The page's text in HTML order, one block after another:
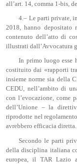
all’art. 14, comma 1-bis,
4.– Le parti private,
2018, hanno depositato
contenuto dell’atto di
illustrati dall’Avvocatura
In primo luogo esse
costituito dai «rapporti
insieme norme sia della
CEDU, nell’ambito di
con l’evocazione, come
dell’Unione – la
riprodotte nel
avrebbero efficacia diretta.
Secondo le parti
della disciplina italiana
europea, il TAR Lazio